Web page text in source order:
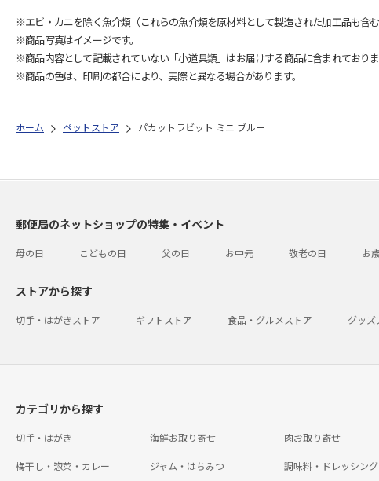
※エビ・カニを除く魚介類（これらの魚介類を原材料として製造された加工品も含
※商品写真はイメージです。
※商品内容として記載されていない「小道具類」はお届けする商品に含まれておりま
※商品の色は、印刷の都合により、実際と異なる場合があります。
ホーム ペットストア パカットラビット ミニ ブルー
郵便局のネットショップの特集・イベント
母の日 こどもの日 父の日 お中元 敬老の日 お
ストアから探す
切手・はがきストア ギフトストア 食品・グルメストア グッズ
カテゴリから探す
切手・はがき 海鮮お取り寄せ 肉お取り寄せ
梅干し・惣菜・カレー ジャム・はちみつ 調味料・ドレッシング